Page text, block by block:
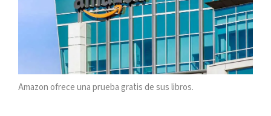
Amazon ofrece una prueba gratis de sus libros.